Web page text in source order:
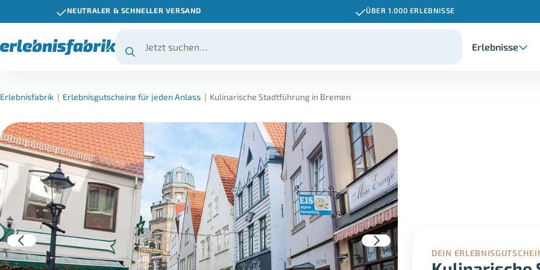
NEUTRALER & SCHNELLER VERSAND ÜBER 1.000 ERLEBNISSE
Erlebnisse
Erlebnisfabrik | Erlebnisgutscheine für jeden Anlass | Kulinarische Stadtführung in Bremen
DEIN